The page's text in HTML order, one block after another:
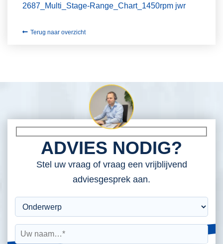
2687_Multi_Stage-Range_Chart_1450rpm jwr
Terug naar overzicht
ADVIES NODIG?
Stel uw vraag of vraag een vrijblijvend
adviesgesprek aan.